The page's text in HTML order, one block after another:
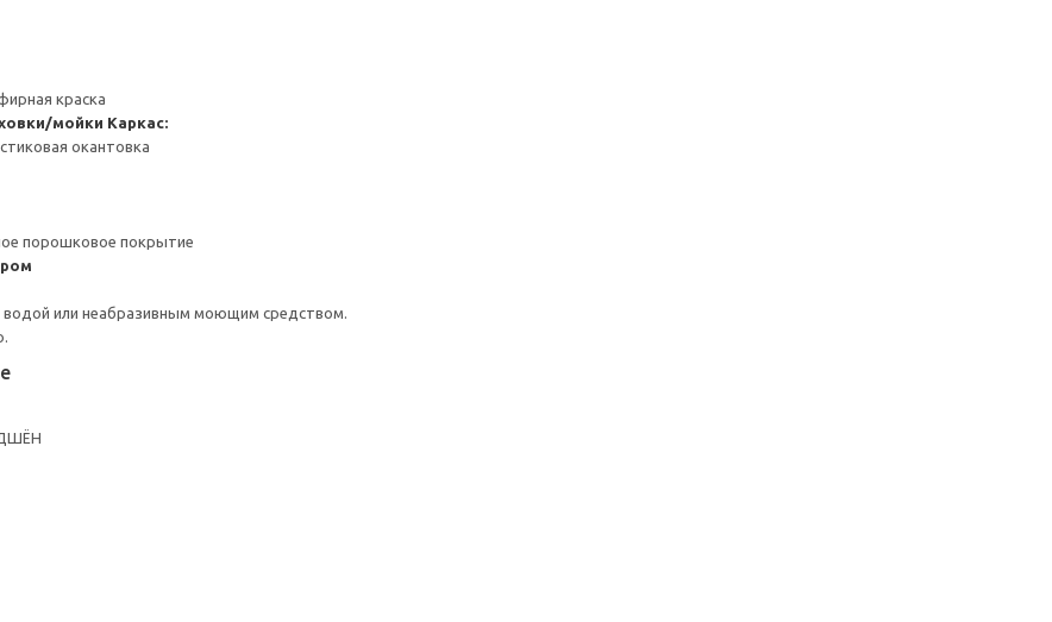
краска
мойки Каркас:
окантовка
порошковое покрытие
или неабразивным моющим средством.